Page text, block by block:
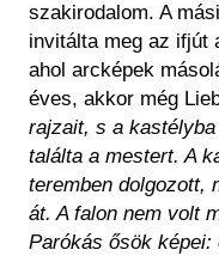
szakirodalom. A
invitálta meg az ifjút
ahol arcképek
éves, akkor még
rajzait, s a
találta a mestert. A
teremben dolgozott,
át. A falon nem volt
Parókás ősök képei: